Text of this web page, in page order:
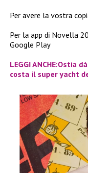
Per avere la vostra
Per la app di Novella
Google Play
LEGGI ANCHE:Ostia
costa il super yacht